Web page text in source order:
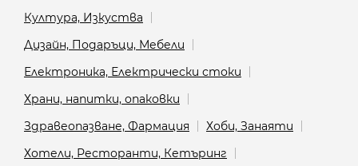
Култура, Изкуства
Дизайн, Подаръци, Мебели
Електроника, Електрически стоки
Храни, напитки, опаковки
Здравеопазване, Фармация
Хоби, Занаяти
Хотели, Ресторанти, Кетъринг